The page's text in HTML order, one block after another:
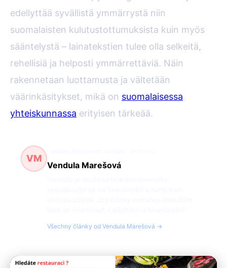
edellyttää syvällistä ymmärrystä niin
suomalaisten kulutustottumuksista kuin myös
sääntelystä – lainatekstien tulee olla selkeitä,
rehellisiä ja helposti ymmärrettäviä. Näin
rakennetaan luottamusta ja vältetään
väärinkäsitykset, mikä on suomalaisessa
yhteiskunnassa erityisen tärkeää.
VM
Vendula Marešová
Všechny články od Vendula Marešová →